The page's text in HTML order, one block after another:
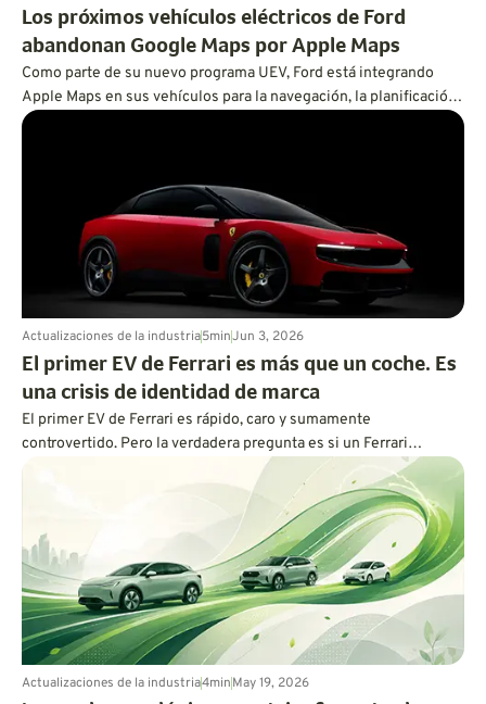
Los próximos vehículos eléctricos de Ford
abandonan Google Maps por Apple Maps
Como parte de su nuevo programa UEV, Ford está integrando
Apple Maps en sus vehículos para la navegación, la planificación
de rutas con carga y la próxima generación de BlueCruise.
Actualizaciones de la industria5minJun 3, 2026
El primer EV de Ferrari es más que un coche. Es
una crisis de identidad de marca
El primer EV de Ferrari es rápido, caro y sumamente
controvertido. Pero la verdadera pregunta es si un Ferrari
eléctrico todavía puede sentirse como un Ferrari.
Actualizaciones de la industria4minMay 19, 2026